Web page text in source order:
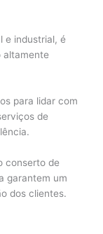
e industrial, é
altamente
para lidar com
de
conserto de
garantem um
dos clientes.